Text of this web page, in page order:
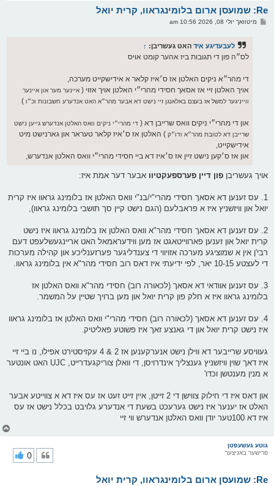
Re: שמועסן ארום בלומינגראוו, קרית יואל
פמיטוואך יולי 08, 2026 10:56 am
לעבעדיגע איד האט געשריבן: ↑
לס״ה פון די תגובות ביז אהער קומט אויס
די מהר״א ניקים האלטן אז ס׳איז קלאר א אידישקייט מערכה,
אויך האלטן זיי אז אסאך חסידי מהרי״י האלטן אויך אזוי ( איינער מער און איינער
ווייניגער למשל אז בעצם באלאנגן זיי נישט דא אבער מהר״א האט אנדערע חשבונות וכ״ו )
און די מהרי״י ניקים וואס שרייבן דא ( די מהרי״י ניקים וואס האלטן אנדערש גייען נישט
שרייבן דא לטובת מהר״א ודו״ק ) האלטן אז ס׳איז קלאר טעראר און גארנישט מיט
אידישקייט,
און אז ס׳קען נישט זיין אז ס׳איז דא ביי חסידי מהרי״י וואס האלטן אנדערש,
אויך געשריבן פון דיין פערספעקטיוו אבער דער אמת איז:
1. עס זענען דא אסאך חסידי מהרי"י/בנ"י וואס האלטן אז בלומינג גראוו איז קרית
יואל און וויזשניץ איז א פראבלעם (הגם נישט קיין סך תושבי בלומינג גראוו),
2. עס זענען דא אסאך חסידי מהר"א וואס האלטן אז בלומינג גראוו איז נישט
קרית יואל און זענען פארווייטאגט אז מען ווידעראמאל האט אריינגעשלעפט דעם
רבי'ן אין א שמוציגע מערכה אזויווי די צענדליגער פערזענליכע און קהילה מערכות
די לעצטע 10-15 יאר, לפי ידיעתי איז דאס רוב חסידי מהר"א אין בלומינג גראוו.
3. עס זענען אוודאי דא אסאך (לכאורה רוב) חסידי מהר"א וואס האלטן אז
בלומינג גראוו איז א חלק פון קרית יואל און מען ברויך שטיין על המשמר.
4. עס זענען דא אסאך (לכאורה רוב) חסידי מהרי"י וואס האלטן אז בלומינג גראוו
איז נישט קרית יואל און די גאנצע זאך איז פשוטע פאליטיק.
געוויסע שרייבער דא ווילן נישט אנערקענען אז 2 & 4 עקזיסטירט אפילו, נו ביי זיי
איז דאך שוין וויזשניץ גענצליך אינדרויסן, די וואלן צוריקגעדרייט, UJC האט אונטער
א מנין מענטשן וכדו'
און דאס איז די חילוק צווישן די 2 זייטן, איין זייט זעט אז עס איז דא א צווייטע אבער
האלט אז יענער איז נישט גערעכט בשעת די אנדערע גלויבט בכלל נישט אז עס
איז דא 100טער יודן וואס האלטן אנדערש ווי זיי
גוטע געשעפטן
פרישער באניצער
Re: שמועסן ארום בלומינגראוו, קרית יואל
0